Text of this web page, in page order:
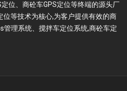
位、商砼车GPS定位等终端的源头厂
位等技术为核心,为客户提供有效的商
理系统、搅拌车定位系统,商砼车定